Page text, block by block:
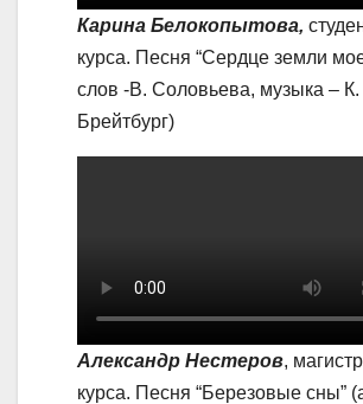
Карина Белокопытова,
курса. Песня “Сердце земли
слов -В. Соловьева, музыка – К.
Брейтбург)
Александр Нестеров,
курса. Песня “Березовые сны”